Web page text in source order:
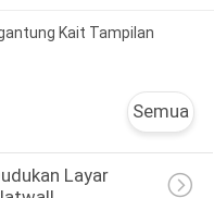
Kait Tampilan
Semua
Layar